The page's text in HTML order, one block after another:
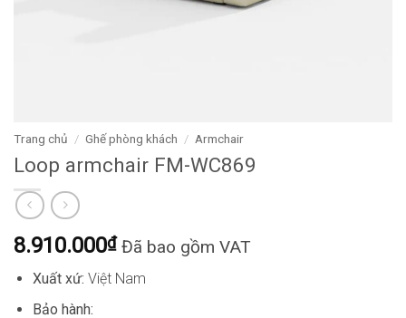
Trang chủ / Ghế phòng khách / Armchair
Loop armchair FM-WC869
8.910.000₫ Đã bao gồm VAT
Xuất xứ: Việt Nam
Bảo hành: